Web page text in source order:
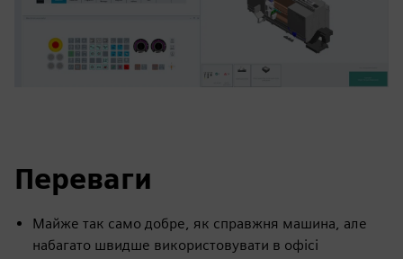
Переваги
Майже так само добре, як справжня машина, але
набагато швидше використовувати в офісі